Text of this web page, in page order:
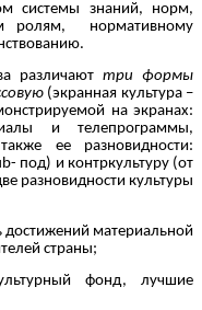
системы знаний, норм,
ролям, нормативному
различаюттри формы
(экранная культура –
на экранах:
и телепрограммы,
ее разновидности:
под) и контркультуру (от
разновидности культуры
достижений материальной
страны;
фонд, лучшие